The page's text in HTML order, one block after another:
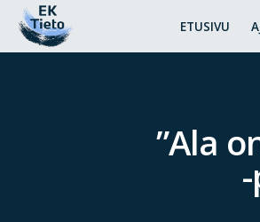
ETUSIVU
”Ala